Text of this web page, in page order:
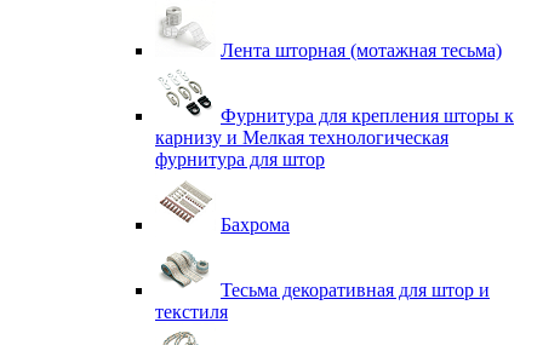
Лента шторная (мотажная тесьма)
Фурнитура для крепления шторы к
карнизу и Мелкая технологическая
фурнитура для штор
Бахрома
Тесьма декоративная для штор и
текстиля